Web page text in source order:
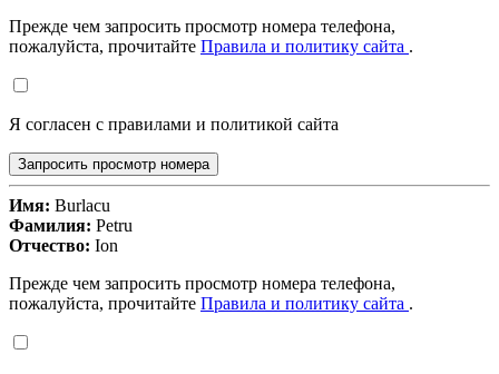
Прежде чем запросить просмотр номера телефона,
пожалуйста, прочитайте Правила и политику сайта .
Я согласен с правилами и политикой сайта
Запросить просмотр номера
Имя: Burlacu
Фамилия: Petru
Отчество: Ion
Прежде чем запросить просмотр номера телефона,
пожалуйста, прочитайте Правила и политику сайта .